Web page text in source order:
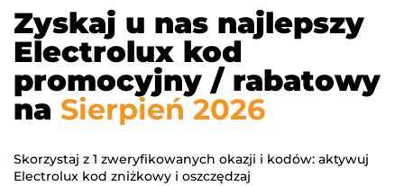
Zyskaj u nas najlepszy
Electrolux kod
promocyjny / rabatowy
na Sierpień 2026
Skorzystaj z 1 zweryfikowanych okazji i kodów: aktywuj
Electrolux kod zniżkowy i oszczędzaj